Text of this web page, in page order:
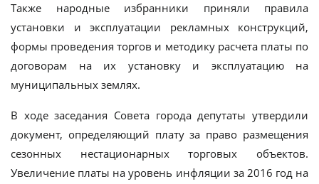
Также народные избранники приняли правила
установки и эксплуатации рекламных конструкций,
формы проведения торгов и методику расчета платы по
договорам на их установку и эксплуатацию на
муниципальных землях.
В ходе заседания Совета города депутаты утвердили
документ, определяющий плату за право размещения
сезонных нестационарных торговых объектов.
Увеличение платы на уровень инфляции за 2016 год на